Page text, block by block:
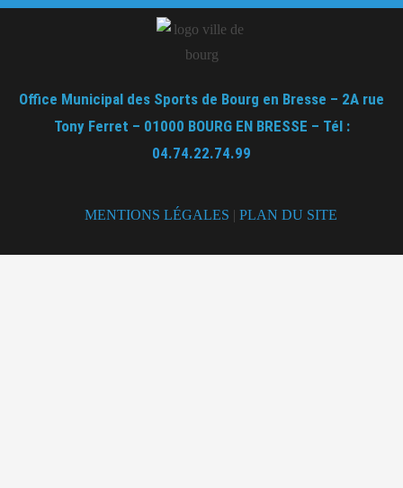
Office Municipal des Sports de Bourg en Bresse – 2A rue
Tony Ferret – 01000 BOURG EN BRESSE – Tél :
04.74.22.74.99
MENTIONS LÉGALES | PLAN DU SITE